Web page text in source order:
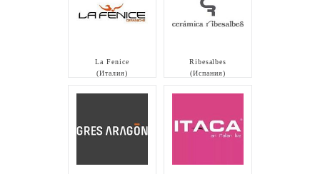
La Fenice
(Италия)
Ribesalbes
(Испания)